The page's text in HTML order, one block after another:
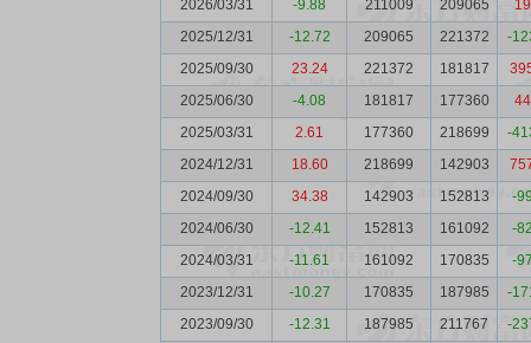
2026/03/31 -9.88 211009 209065
2025/12/31
-12.72 209065 221372
-
2025/09/30
23.24 221372 181817
2025/06/30
-4.08 181817 177360
2025/03/31
2.61 177360 218699
-
2024/12/31
18.60 218699 142903
2024/09/30
34.38 142903 152813
-
2024/06/30
-12.41 152813 161092
-
2024/03/31
-11.61 161092 170835
-
2023/12/31
-10.27 170835 187985
-
2023/09/30
-12.31 187985 211767
-